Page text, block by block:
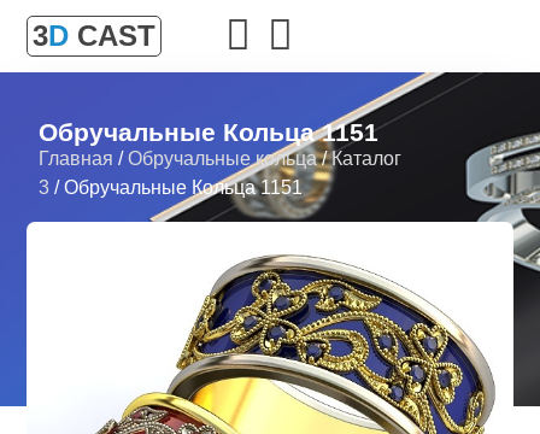
3D CAST
Обручальные Кольца 1151
Главная /Обручальные кольца/Каталог
3 / Обручальные Кольца 1151